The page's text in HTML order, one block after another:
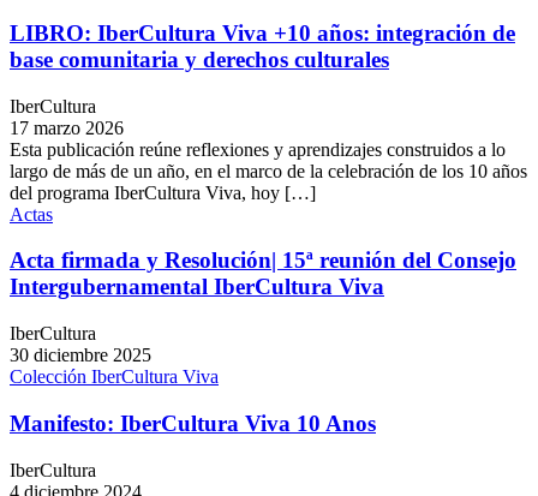
LIBRO: IberCultura Viva +10 años: integración de
base comunitaria y derechos culturales
IberCultura
17 marzo 2026
Esta publicación reúne reflexiones y aprendizajes construidos a lo
largo de más de un año, en el marco de la celebración de los 10 años
del programa IberCultura Viva, hoy […]
Actas
Acta firmada y Resolución| 15ª reunión del Consejo
Intergubernamental IberCultura Viva
IberCultura
30 diciembre 2025
Colección IberCultura Viva
Manifesto: IberCultura Viva 10 Anos
IberCultura
4 diciembre 2024